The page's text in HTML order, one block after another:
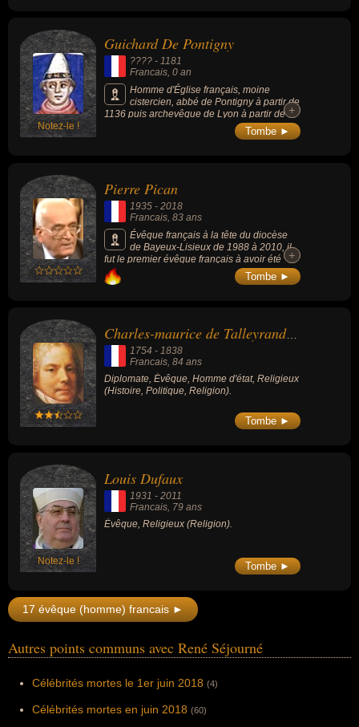
Notez-le !
Guichard De Pontigny
???? - 1181
Francais, 0 an
Homme d'Église français, moine
cistercien, abbé de Pontigny à partir de
1136 puis archevêque de Lyon à partir de
1165, il solde le conflit avec le comte laïc de
Lyon en signant l'acte connu sous le nom de
+
+
Tombe ►
Pierre Pican
1935 - 2018
Francais , 83 ans
Évêque français à la tête du diocèse
de Bayeux-Lisieux de 1988 à 2010, il
fut le premier évêque français à avoir été
condamné, en 2001, pour non-dénonciation
de pédophilie.
+
+
Tombe ►
1754 - 1838
Francais, 84 ans
Diplomate, Évêque, Homme d'état, Religieux
(Histoire, Politique, Religion).
Tombe ►
Notez-le !
Louis Dufaux
1931 - 2011
Francais , 79 ans
Évêque, Religieux (Religion).
Tombe ►
17 évêque (homme) francais ►
Autres points communs avec René Séjourné
Célébrités mortes le 1er juin 2018 (4)
Célébrités mortes en juin 2018 (60)